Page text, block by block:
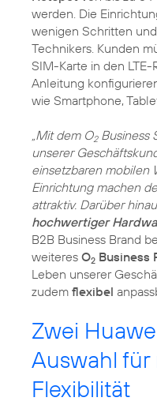
werden. Die
wenigen Schritten
Technikers. Kunden
SIM-Karte in den
Anleitung
wie Smartphone,
„Mit dem O2Business
unserer
einsetzbaren mobilen
Einrichtung machen
attraktiv. Darüber
hochwertiger
B2B Business Brand
weiteres O2 Business
Leben unserer
zudem flexibel
Zwei
Auswahl
Flexibilität